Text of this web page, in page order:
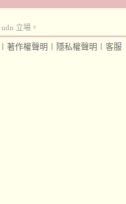
立場。
著作權聲明 隱私權聲明 客服